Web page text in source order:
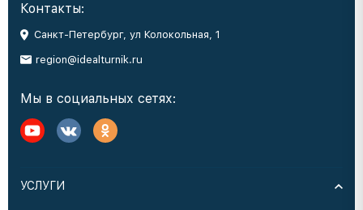
Контакты:
Санкт-Петербург, ул Колокольная, 1
region@idealturnik.ru
Мы в социальных сетях:
УСЛУГИ